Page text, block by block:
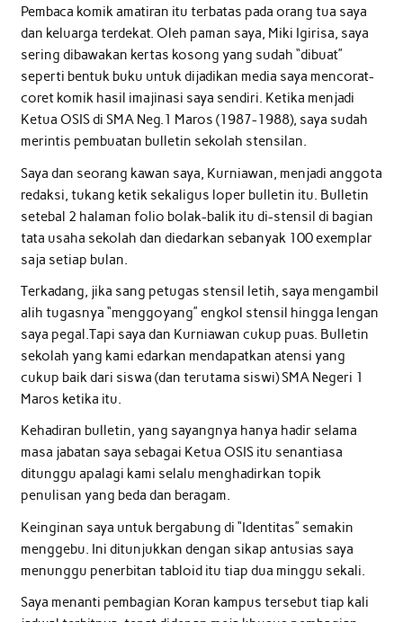
Pembaca komik amatiran itu terbatas pada orang tua saya
dan keluarga terdekat. Oleh paman saya, Miki Igirisa, saya
sering dibawakan kertas kosong yang sudah “dibuat”
seperti bentuk buku untuk dijadikan media saya mencorat-
coret komik hasil imajinasi saya sendiri. Ketika menjadi
Ketua OSIS di SMA Neg.1 Maros (1987-1988), saya sudah
merintis pembuatan bulletin sekolah stensilan.
Saya dan seorang kawan saya, Kurniawan, menjadi anggota
redaksi, tukang ketik sekaligus loper bulletin itu. Bulletin
setebal 2 halaman folio bolak-balik itu di-stensil di bagian
tata usaha sekolah dan diedarkan sebanyak 100 exemplar
saja setiap bulan.
Terkadang, jika sang petugas stensil letih, saya mengambil
alih tugasnya “menggoyang” engkol stensil hingga lengan
saya pegal.Tapi saya dan Kurniawan cukup puas. Bulletin
sekolah yang kami edarkan mendapatkan atensi yang
cukup baik dari siswa (dan terutama siswi) SMA Negeri 1
Maros ketika itu.
Kehadiran bulletin, yang sayangnya hanya hadir selama
masa jabatan saya sebagai Ketua OSIS itu senantiasa
ditunggu apalagi kami selalu menghadirkan topik
penulisan yang beda dan beragam.
Keinginan saya untuk bergabung di “Identitas” semakin
menggebu. Ini ditunjukkan dengan sikap antusias saya
menunggu penerbitan tabloid itu tiap dua minggu sekali.
Saya menanti pembagian Koran kampus tersebut tiap kali